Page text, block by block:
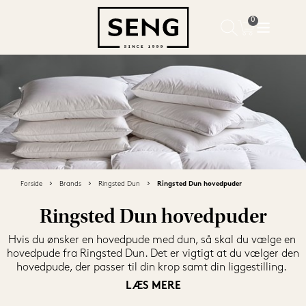
Forside Brands Ringsted Dun Ringsted Dun hovedpuder
Ringsted Dun hovedpuder
Hvis du ønsker en hovedpude med dun, så skal du vælge en
hovedpude fra Ringsted Dun. Det er vigtigt at du vælger den
hovedpude, der passer til din krop samt din liggestilling.
Hvis du sover oftest på siden, skal du have en højere
LÆS MERE